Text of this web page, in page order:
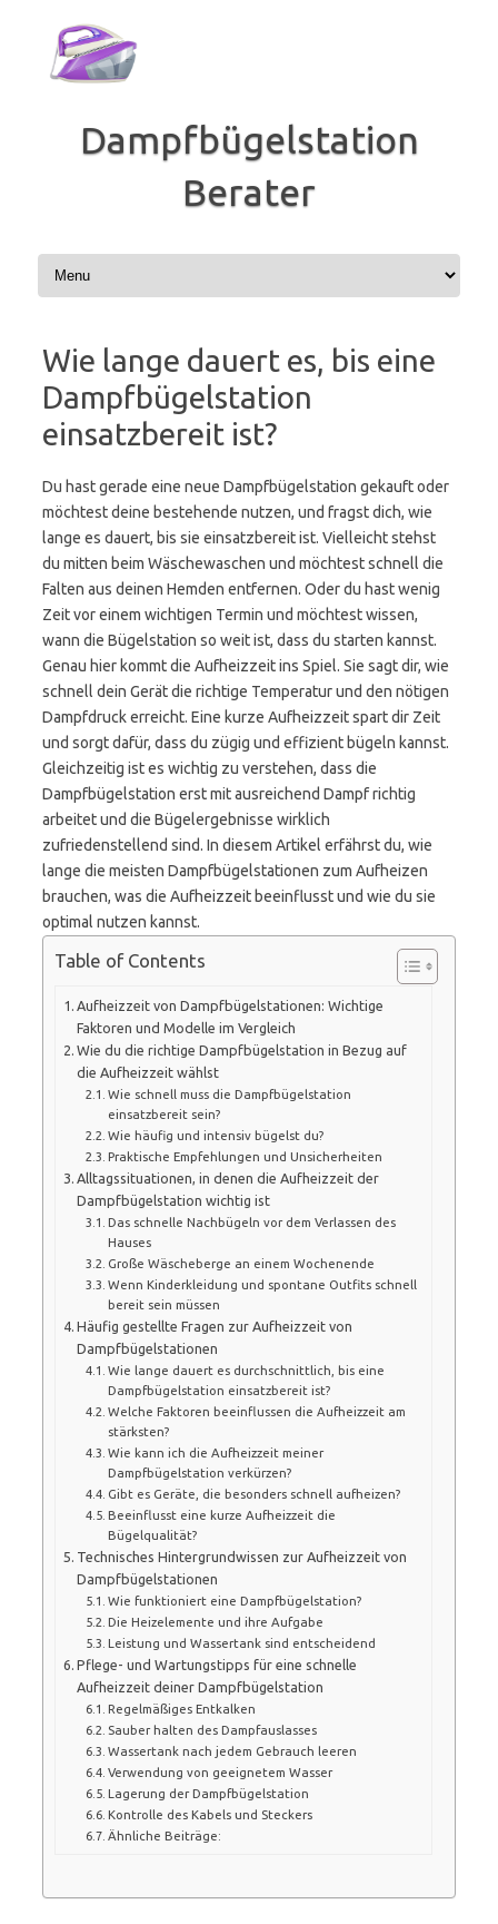
springen
Dampfbügelstation
Berater
Wie lange dauert es, bis eine
Dampfbügelstation
einsatzbereit ist?
Du hast gerade eine neue Dampfbügelstation gekauft oder
möchtest deine bestehende nutzen, und fragst dich, wie
lange es dauert, bis sie einsatzbereit ist. Vielleicht stehst
du mitten beim Wäschewaschen und möchtest schnell die
Falten aus deinen Hemden entfernen. Oder du hast wenig
Zeit vor einem wichtigen Termin und möchtest wissen,
wann die Bügelstation so weit ist, dass du starten kannst.
Genau hier kommt die Aufheizzeit ins Spiel. Sie sagt dir, wie
schnell dein Gerät die richtige Temperatur und den nötigen
Dampfdruck erreicht. Eine kurze Aufheizzeit spart dir Zeit
und sorgt dafür, dass du zügig und effizient bügeln kannst.
Gleichzeitig ist es wichtig zu verstehen, dass die
Dampfbügelstation erst mit ausreichend Dampf richtig
arbeitet und die Bügelergebnisse wirklich
zufriedenstellend sind. In diesem Artikel erfährst du, wie
lange die meisten Dampfbügelstationen zum Aufheizen
brauchen, was die Aufheizzeit beeinflusst und wie du sie
optimal nutzen kannst.
Table of Contents
Aufheizzeit von Dampfbügelstationen: Wichtige
Faktoren und Modelle im Vergleich
Wie du die richtige Dampfbügelstation in Bezug auf
die Aufheizzeit wählst
Wie schnell muss die Dampfbügelstation
einsatzbereit sein?
Wie häufig und intensiv bügelst du?
Praktische Empfehlungen und Unsicherheiten
Alltagssituationen, in denen die Aufheizzeit der
Dampfbügelstation wichtig ist
Das schnelle Nachbügeln vor dem Verlassen des
Hauses
Große Wäscheberge an einem Wochenende
Wenn Kinderkleidung und spontane Outfits schnell
bereit sein müssen
Häufig gestellte Fragen zur Aufheizzeit von
Dampfbügelstationen
Wie lange dauert es durchschnittlich, bis eine
Dampfbügelstation einsatzbereit ist?
Welche Faktoren beeinflussen die Aufheizzeit am
stärksten?
Wie kann ich die Aufheizzeit meiner
Dampfbügelstation verkürzen?
Gibt es Geräte, die besonders schnell aufheizen?
Beeinflusst eine kurze Aufheizzeit die
Bügelqualität?
Technisches Hintergrundwissen zur Aufheizzeit von
Dampfbügelstationen
Wie funktioniert eine Dampfbügelstation?
Die Heizelemente und ihre Aufgabe
Leistung und Wassertank sind entscheidend
Pflege- und Wartungstipps für eine schnelle
Aufheizzeit deiner Dampfbügelstation
Regelmäßiges Entkalken
Sauber halten des Dampfauslasses
Wassertank nach jedem Gebrauch leeren
Verwendung von geeignetem Wasser
Lagerung der Dampfbügelstation
Kontrolle des Kabels und Steckers
Ähnliche Beiträge: